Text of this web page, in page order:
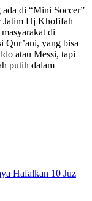
di “Mini Soccer”
Jatim Hj Khofifah
di
Qur’ani, yang bisa
atau Messi, tapi
putih dalam